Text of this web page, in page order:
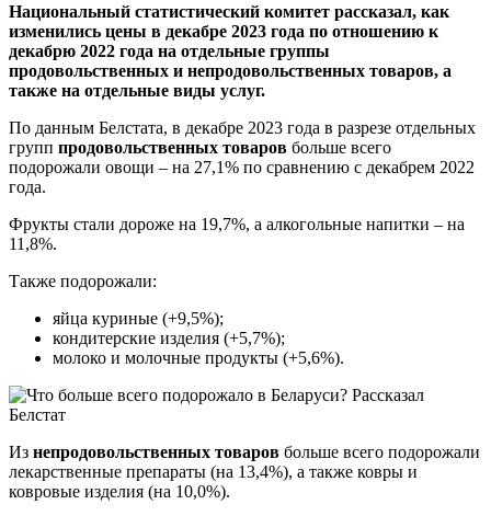
Национальный статистический комитет рассказал, как
изменились цены в декабре 2023 года по отношению к
декабрю 2022 года на отдельные группы
продовольственных и непродовольственных товаров, а
также на отдельные виды услуг.
По данным Белстата, в декабре 2023 года в разрезе отдельных
групп продовольственных товаров больше всего
подорожали овощи – на 27,1% по сравнению с декабрем 2022
года.
Фрукты стали дороже на 19,7%, а алкогольные напитки – на
11,8%.
Также подорожали:
яйца куриные (+9,5%);
кондитерские изделия (+5,7%);
молоко и молочные продукты (+5,6%).
Из непродовольственных товаров больше всего подорожали
лекарственные препараты (на 13,4%), а также ковры и
ковровые изделия (на 10,0%).